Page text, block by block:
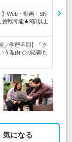
Web・動画・SN
挑戦可能★9割以上
／学歴不問】「ク
う理由での応募も
気になる